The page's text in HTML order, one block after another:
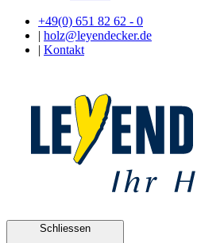
+49(0) 651 82 62 - 0
| holz@leyendecker.de
| Kontakt
Schliessen